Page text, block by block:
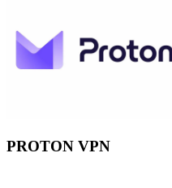
PROTON VPN